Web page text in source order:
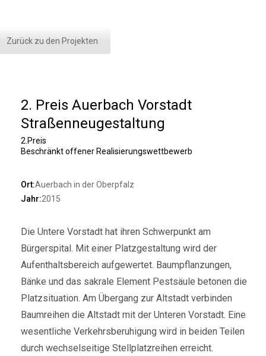
Zurück zu den Projekten
2. Preis Auerbach Vorstadt
Straßenneugestaltung
2.Preis
Beschränkt offener Realisierungswettbewerb
Ort:Auerbach in der Oberpfalz
Jahr:2015
Die Untere Vorstadt hat ihren Schwerpunkt am
Bürgerspital. Mit einer Platzgestaltung wird der
Aufenthaltsbereich aufgewertet. Baumpflanzungen,
Bänke und das sakrale Element Pestsäule betonen die
Platzsituation. Am Übergang zur Altstadt verbinden
Baumreihen die Altstadt mit der Unteren Vorstadt. Eine
wesentliche Verkehrsberuhigung wird in beiden Teilen
durch wechselseitige Stellplatzreihen erreicht.